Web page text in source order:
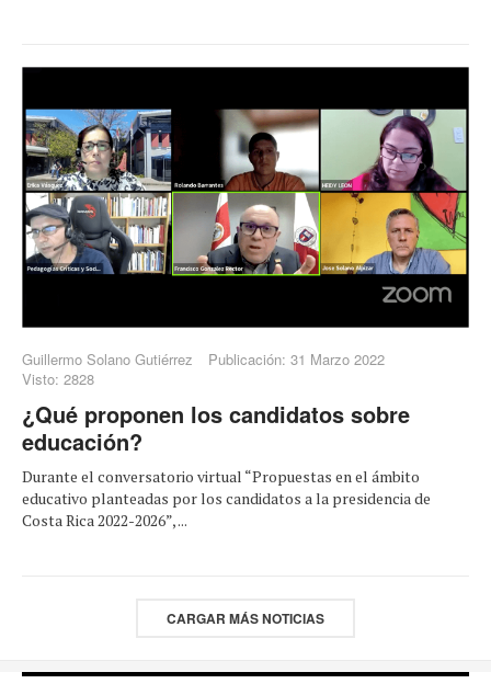
Guillermo Solano Gutiérrez
Publicación: 31 Marzo 2022
Visto: 2828
¿Qué proponen los candidatos sobre
educación?
Durante el conversatorio virtual “Propuestas en el ámbito
educativo planteadas por los candidatos a la presidencia de
Costa Rica 2022-2026”, ...
CARGAR MÁS NOTICIAS